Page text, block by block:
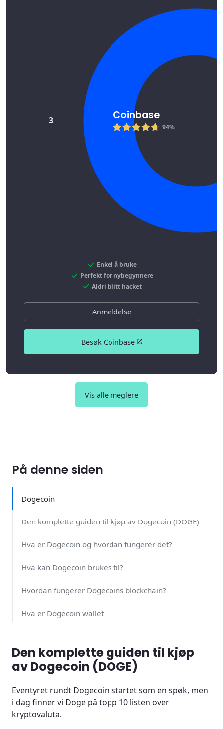
3 Coinbase
94%
Enkel å bruke
Perfekt for nybegynnere
Aldri blitt hacket
Anmeldelse
Besøk Coinbase
Vis alle meglere
På denne siden
Dogecoin
Den komplette guiden til kjøp av Dogecoin (DOGE)
Hva er Dogecoin og hvordan fungerer det?
Hva kan Dogecoin brukes til?
Hvordan fungerer Dogecoins blockchain?
Hva er Dogecoin wallet
Hvordan fungerer en Dogecoin adresse?
Er Dogecoin lovlig?
Den komplette guiden til kjøp
av Dogecoin (DOGE)
Eventyret rundt Dogecoin startet som en spøk, men
i dag finner vi Doge på topp 10 listen over
kryptovaluta.